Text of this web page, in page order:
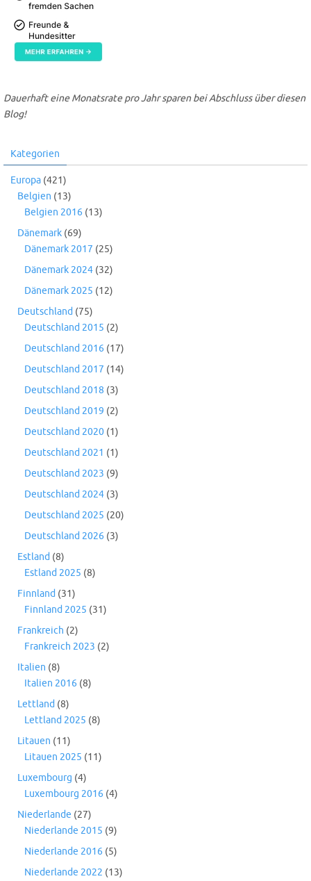
Dauerhaft eine Monatsrate pro Jahr sparen bei Abschluss über diesen
Blog!
Kategorien
Europa (421)
Belgien (13)
Belgien 2016 (13)
Dänemark (69)
Dänemark 2017 (25)
Dänemark 2024 (32)
Dänemark 2025 (12)
Deutschland (75)
Deutschland 2015 (2)
Deutschland 2016 (17)
Deutschland 2017 (14)
Deutschland 2018 (3)
Deutschland 2019 (2)
Deutschland 2020 (1)
Deutschland 2021 (1)
Deutschland 2023 (9)
Deutschland 2024 (3)
Deutschland 2025 (20)
Deutschland 2026 (3)
Estland (8)
Estland 2025 (8)
Finnland (31)
Finnland 2025 (31)
Frankreich (2)
Frankreich 2023 (2)
Italien (8)
Italien 2016 (8)
Lettland (8)
Lettland 2025 (8)
Litauen (11)
Litauen 2025 (11)
Luxembourg (4)
Luxembourg 2016 (4)
Niederlande (27)
Niederlande 2015 (9)
Niederlande 2016 (5)
Niederlande 2022 (13)